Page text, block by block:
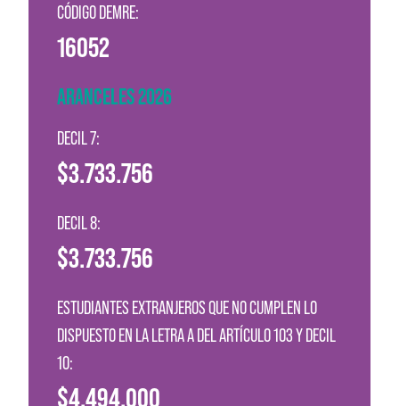
CÓDIGO DEMRE:
16052
ARANCELES 2026
DECIL 7:
$3.733.756
DECIL 8:
$3.733.756
ESTUDIANTES EXTRANJEROS QUE NO CUMPLEN LO
DISPUESTO EN LA LETRA A DEL ARTÍCULO 103 Y DECIL
10:
$4.494.000